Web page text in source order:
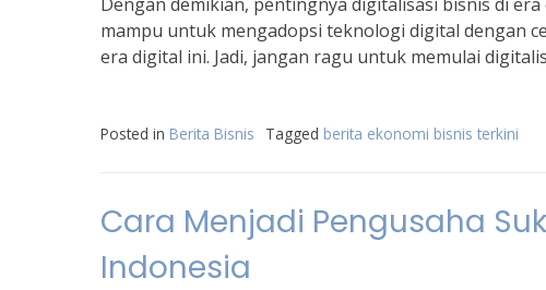
mampu untuk mengadopsi teknologi digital dengan
era digital ini. Jadi, jangan ragu untuk memulai
Posted in Berita Bisnis Tagged berita ekonomi bisnis terkini
Cara Menjadi Pengusaha
Indonesia